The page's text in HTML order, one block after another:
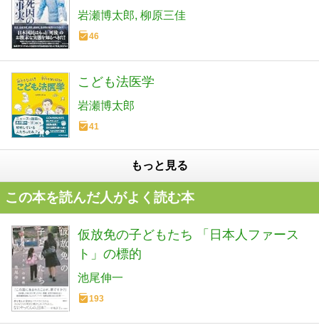
岩瀬博太郎 柳原三佳
46
こども法医学
岩瀬博太郎
41
もっと見る
この本を読んだ人がよく読む本
仮放免の子どもたち 「日本人ファース
ト」の標的
池尾伸一
193